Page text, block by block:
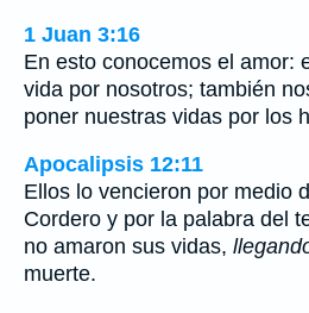
1 Juan 3:16
En esto conocemos el amor:
vida por nosotros; también
poner nuestras vidas por los
Apocalipsis 12:11
Ellos lo vencieron por medio
Cordero y por la palabra del
no amaron sus vidas,
muerte.